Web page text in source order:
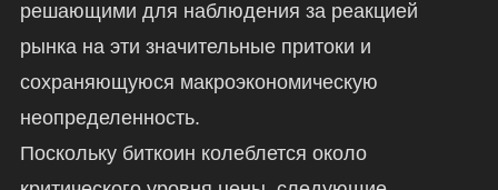
решающими для наблюдения за реакцией
рынка на эти значительные притоки и
сохраняющуюся макроэкономическую
неопределенность.
Поскольку биткоин колеблется около